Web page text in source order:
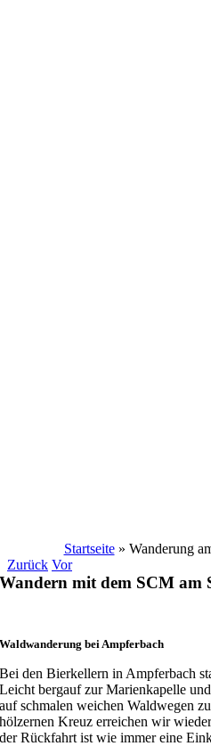
Startseite» Wanderung
Zurück Vor
Wandern mit dem SCM am
Waldwanderung bei Ampferbach
Bei den Bierkellern in Ampferbach
Leicht bergauf zur Marienkapelle
auf schmalen weichen Waldwegen
hölzernen Kreuz erreichen wir
der Rückfahrt ist wie immer eine